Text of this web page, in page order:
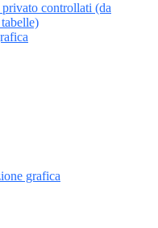
controllati (da
grafica